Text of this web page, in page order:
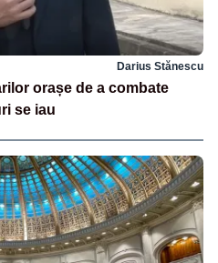
Darius Stănescu
orașe de a combate
se iau